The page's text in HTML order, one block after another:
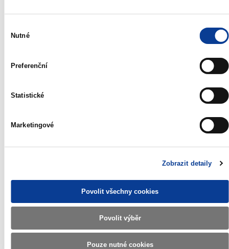
souhlasu
Nutné
Preferenční
Statistické
Marketingové
Zobrazit detaily
Povolit všechny cookies
Povolit výběr
Pouze nutné cookies
Type of bidding:
09:30
Rules of Short -
List of direct participants of T-bill auctions
(link to the Czech
Recommended
Ministry of Finance of the Czech Republic